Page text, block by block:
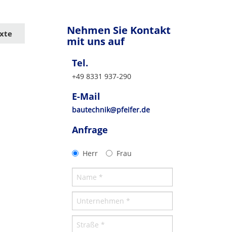
Nehmen Sie Kontakt
mit uns auf
Tel.
+49 8331 937-290
E-Mail
bautechnik@pfeifer.de
Anfrage
Herr Frau